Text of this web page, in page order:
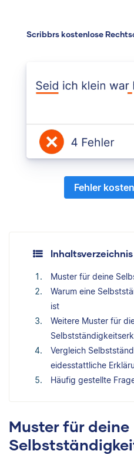
Scribbrs kostenlose
Fehler
Inhaltsverzeichnis
Muster für deine
Warum eine
ist
Weitere Muster für
Vergleich
eidesstattliche
Häufig gestellte
Muster für deine